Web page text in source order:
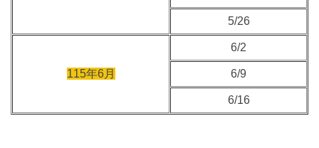
5/26
115年6月
6/2
6/9
6/16